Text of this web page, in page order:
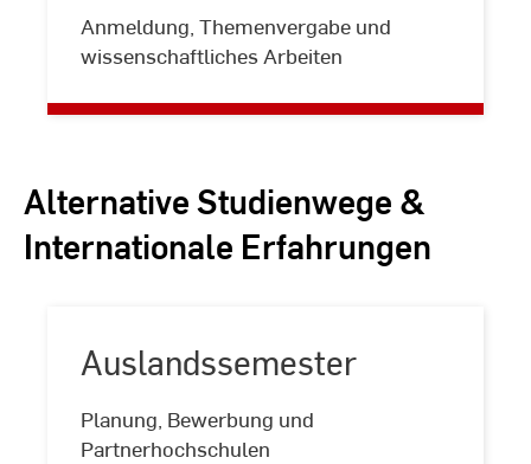
Anmeldung, Themenvergabe und
wissenschaftliches Arbeiten
Abschlussarbeit
Alternative Studienwege &
Internationale Erfahrungen
Auslandssemester
Planung, Bewerbung und
Partnerhochschulen
Auslandssemester